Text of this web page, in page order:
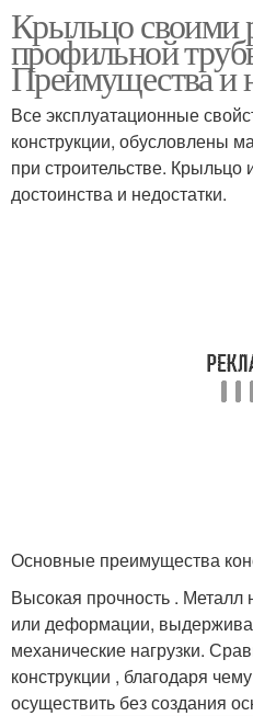
Ступени из профильной
трубы
Руки с размерами
Крыльцо своими
профильной
Преимущества и
Все эксплуатационные
конструкции, обусловлены
при строительстве. Крыльцо
достоинства и недостатки.
Основные преимущества
Высокая прочность .
или деформации,
механические нагрузки.
конструкции , благодаря
осуществить без создания